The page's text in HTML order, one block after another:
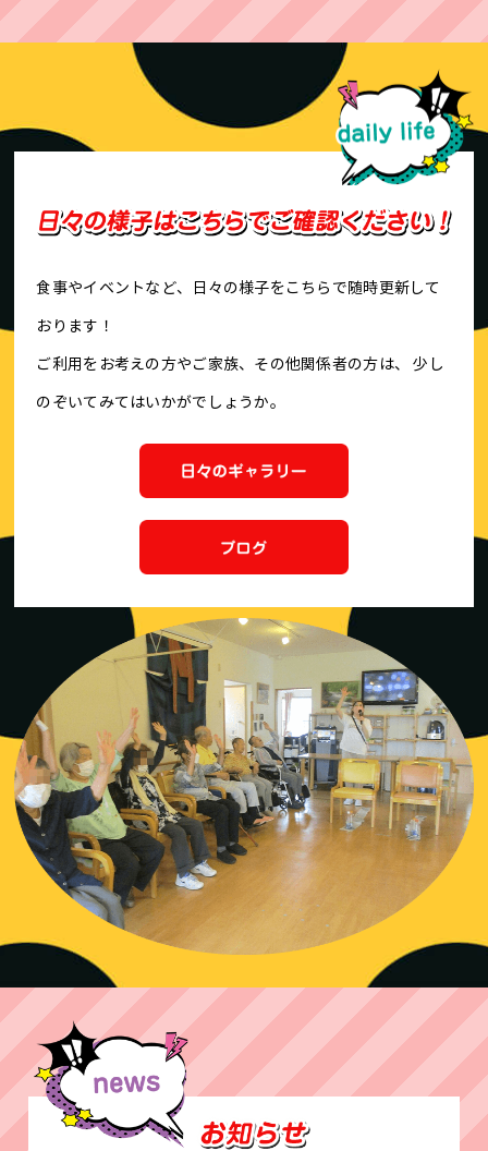
食事やイベントなど、日々の様子をこちらで随時更新して
おります！
ご利用をお考えの方やご家族、その他関係者の方は、 少し
のぞいてみてはいかがでしょうか。